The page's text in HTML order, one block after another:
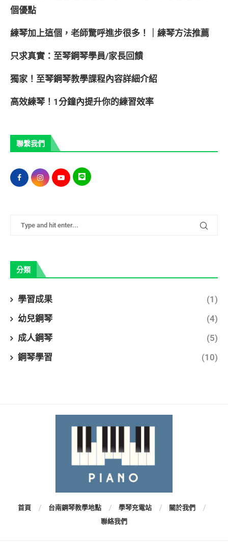
個優點
練琴加上這個，老師驚呼進步很多！｜練琴方法推薦
只求真實：至琴鋼琴學員/家長回饋
獨家！至琴鋼琴教學課程內容詳細介紹
高效練琴！1分鐘內提升你的練習效率
聯繫我們
分類
學習成果
(1)
幼兒鋼琴
(4)
成人鋼琴
(5)
鋼琴學習
(10)
首頁 台南鋼琴教學地點 學琴充電站
關於我們
聯絡我們